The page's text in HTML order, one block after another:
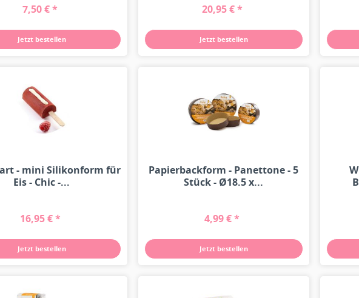
7,50 € *
Jetzt bestellen
20,95 € *
Jetzt bestellen
- mini Silikonform für
Eis - Chic -...
16,95 € *
Jetzt bestellen
Papierbackform - Panettone - 5
Stück - Ø18.5 x...
4,99 € *
Jetzt bestellen